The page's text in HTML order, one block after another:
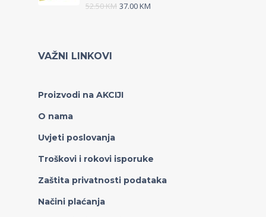
52.50KM 37.00KM
VAŽNI LINKOVI
Proizvodi na AKCIJI
O nama
Uvjeti poslovanja
Troškovi i rokovi isporuke
Zaštita privatnosti podataka
Načini plaćanja